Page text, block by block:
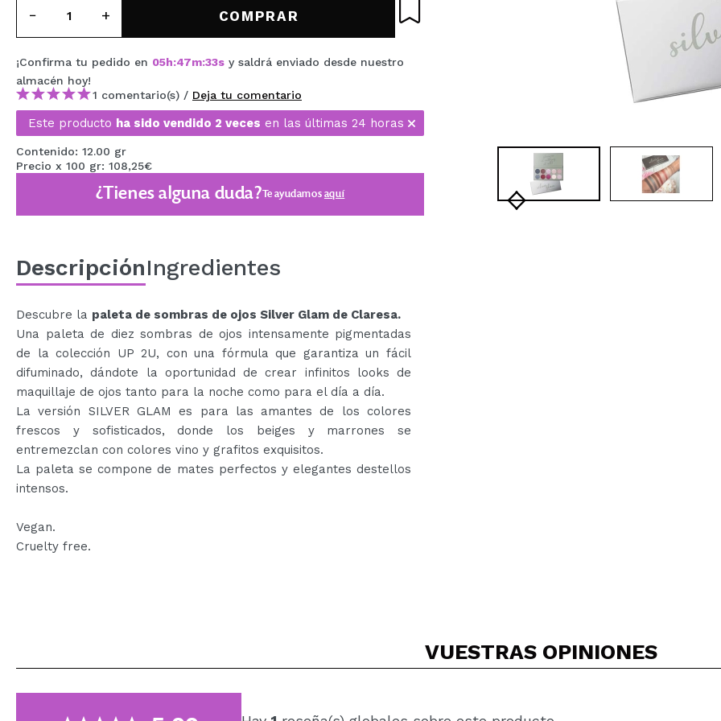
MAQUIFARMA
TRAVEL SIZE
NATURE
OFERTAS
PRÓXIMAMENTE
COMPRAR
¡Confirma tu pedido en 05h:47m:33s y saldrá enviado desde nuestro
almacén hoy!
1 comentario(s) / Deja tu comentario
Este producto ha sido vendido 2 veces en las últimas 24 horas
Contenido: 12.00 gr
Precio x 100 gr: 108,25€
¿Tienes alguna duda?Te ayudamosaquí
DescripciónIngredientes
Descubre la paleta de sombras de ojos Silver Glam de Claresa.
Una paleta de diez sombras de ojos intensamente pigmentadas
de la colección UP 2U, con una fórmula que garantiza un fácil
difuminado, dándote la oportunidad de crear infinitos looks de
maquillaje de ojos tanto para la noche como para el día a día.
La versión SILVER GLAM es para las amantes de los colores
frescos y sofisticados, donde los beiges y marrones se
entremezclan con colores vino y grafitos exquisitos.
La paleta se compone de mates perfectos y elegantes destellos
intensos.
Vegan.
Cruelty free.
VUESTRAS OPINIONES